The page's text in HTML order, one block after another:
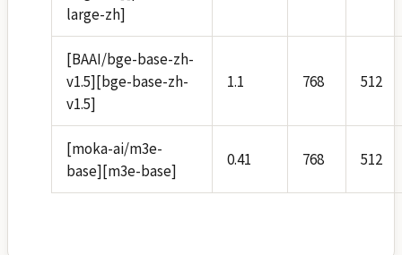
large-zh]
[BAAI/bge-base-zh-
v1.5][bge-base-zh-
v1.5]
1.1 768 512
[moka-ai/m3e-
base][m3e-base]
0.41 768 512